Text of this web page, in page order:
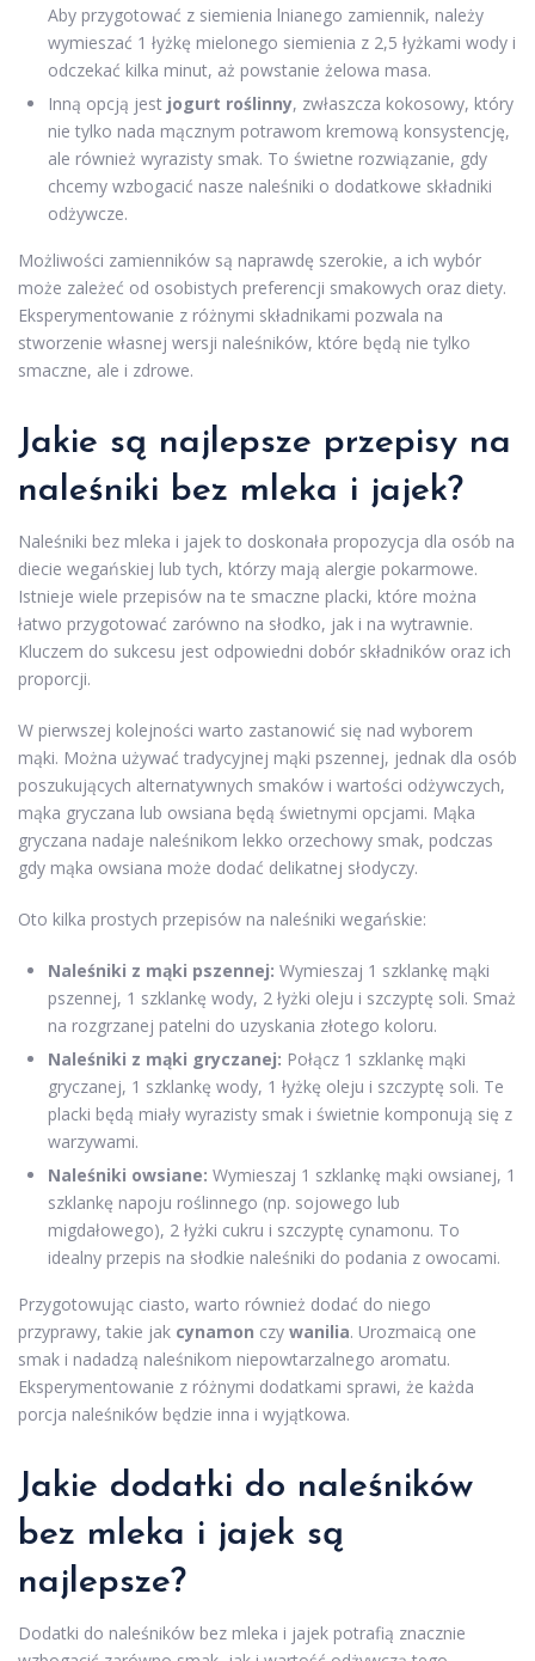
Aby przygotować z siemienia lnianego zamiennik, należy
wymieszać 1 łyżkę mielonego siemienia z 2,5 łyżkami wody i
odczekać kilka minut, aż powstanie żelowa masa.
Inną opcją jest jogurt roślinny, zwłaszcza kokosowy, który
nie tylko nada mącznym potrawom kremową konsystencję,
ale również wyrazisty smak. To świetne rozwiązanie, gdy
chcemy wzbogacić nasze naleśniki o dodatkowe składniki
odżywcze.
Możliwości zamienników są naprawdę szerokie, a ich wybór
może zależeć od osobistych preferencji smakowych oraz diety.
Eksperymentowanie z różnymi składnikami pozwala na
stworzenie własnej wersji naleśników, które będą nie tylko
smaczne, ale i zdrowe.
Jakie są najlepsze przepisy na
naleśniki bez mleka i jajek?
Naleśniki bez mleka i jajek to doskonała propozycja dla osób na
diecie wegańskiej lub tych, którzy mają alergie pokarmowe.
Istnieje wiele przepisów na te smaczne placki, które można
łatwo przygotować zarówno na słodko, jak i na wytrawnie.
Kluczem do sukcesu jest odpowiedni dobór składników oraz ich
proporcji.
W pierwszej kolejności warto zastanowić się nad wyborem
mąki. Można używać tradycyjnej mąki pszennej, jednak dla osób
poszukujących alternatywnych smaków i wartości odżywczych,
mąka gryczana lub owsiana będą świetnymi opcjami. Mąka
gryczana nadaje naleśnikom lekko orzechowy smak, podczas
gdy mąka owsiana może dodać delikatnej słodyczy.
Oto kilka prostych przepisów na naleśniki wegańskie:
Naleśniki z mąki pszennej: Wymieszaj 1 szklankę mąki
pszennej, 1 szklankę wody, 2 łyżki oleju i szczyptę soli. Smaż
na rozgrzanej patelni do uzyskania złotego koloru.
Naleśniki z mąki gryczanej: Połącz 1 szklankę mąki
gryczanej, 1 szklankę wody, 1 łyżkę oleju i szczyptę soli. Te
placki będą miały wyrazisty smak i świetnie komponują się z
warzywami.
Naleśniki owsiane: Wymieszaj 1 szklankę mąki owsianej, 1
szklankę napoju roślinnego (np. sojowego lub
migdałowego), 2 łyżki cukru i szczyptę cynamonu. To
idealny przepis na słodkie naleśniki do podania z owocami.
Przygotowując ciasto, warto również dodać do niego
przyprawy, takie jak cynamon czy wanilia. Urozmaicą one
smak i nadadzą naleśnikom niepowtarzalnego aromatu.
Eksperymentowanie z różnymi dodatkami sprawi, że każda
porcja naleśników będzie inna i wyjątkowa.
Jakie dodatki do naleśników
bez mleka i jajek są
najlepsze?
Dodatki do naleśników bez mleka i jajek potrafią znacznie